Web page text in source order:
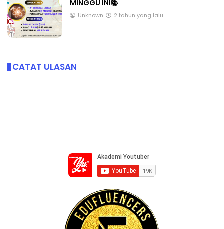
MINGGU INI📚
Unknown 2 tahun yang lalu
CATAT ULASAN